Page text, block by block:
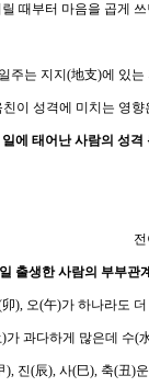
부터 마음을 곱게 쓰
는 지지(地支)에 있는
이 성격에 미치는 영향
에 태어난 사람의 성격
은 욕망이 대
만 난폭해질
이다. 대외적
출생한 사람의 부부관
오(午)가 하나라도 더
과다하게 많은데 수(水
(辰), 사(巳), 축(丑)운